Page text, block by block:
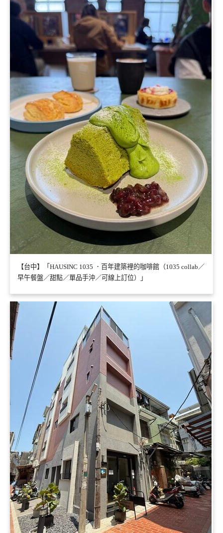
【台中】「HAUSINC 1035 ．百年建築裡的咖啡館（1035 collab／
早午餐盤／甜點／單品手沖／可線上訂位）」